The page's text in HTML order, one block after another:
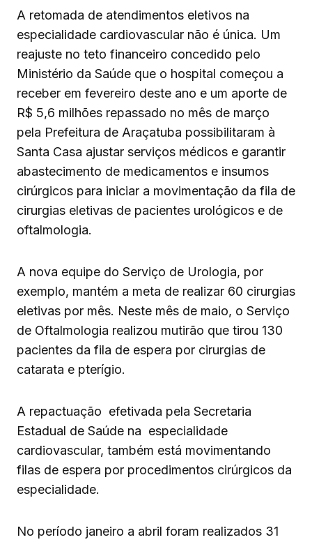
A retomada de atendimentos eletivos na
especialidade cardiovascular não é única. Um
reajuste no teto financeiro concedido pelo
Ministério da Saúde que o hospital começou a
receber em fevereiro deste ano e um aporte de
R$ 5,6 milhões repassado no mês de março
pela Prefeitura de Araçatuba possibilitaram à
Santa Casa ajustar serviços médicos e garantir
abastecimento de medicamentos e insumos
cirúrgicos para iniciar a movimentação da fila de
cirurgias eletivas de pacientes urológicos e de
oftalmologia.
A nova equipe do Serviço de Urologia, por
exemplo, mantém a meta de realizar 60 cirurgias
eletivas por mês. Neste mês de maio, o Serviço
de Oftalmologia realizou mutirão que tirou 130
pacientes da fila de espera por cirurgias de
catarata e pterígio.
A repactuação efetivada pela Secretaria
Estadual de Saúde na especialidade
cardiovascular, também está movimentando
filas de espera por procedimentos cirúrgicos da
especialidade.
No período janeiro a abril foram realizados 31